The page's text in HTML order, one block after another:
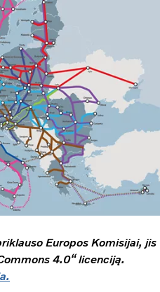
Europos Komisijai, jis
4.0“ licenciją.